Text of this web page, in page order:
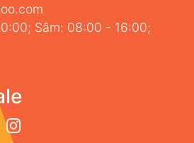
Sâm: 08:00 - 16:00;